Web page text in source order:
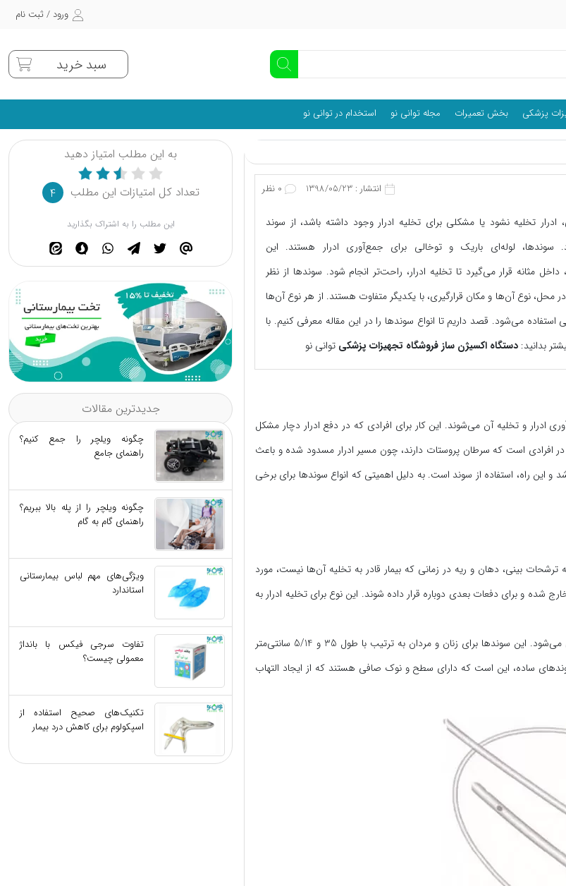
ورود / ثبت نام
سبد خرید
پزشکی بخش تعمیرات مجله توانی نو استخدام در توانی نو
انتشار : 1398/05/23 0 نظر
ادرار تخلیه نشود یا مشکلی برای تخلیه ادرار وجود داشته باشد، از سوند
سوندها، لوله‌ای باریک و توخالی برای جمع‌آوری ادرار هستند. این
داخل مثانه قرار می‌گیرد تا تخلیه ادرار، راحت‌تر انجام شود. سوندها از نظر
محل، نوع آن‌ها و مکان قرارگیری، با یکدیگر متفاوت هستند. از هر نوع آن‌ها
استفاده می‌شود. قصد داریم تا انواع سوندها را در این مقاله معرفی کنیم. با
بدانید:دستگاه اکسیژن ساز فروشگاه تجهیزات پزشکی توانی نو
ادرار و تخلیه آن می‌شوند. این کار برای افرادی که در دفع ادرار دچار مشکل
افرادی است که سرطان پروستات دارند، چون مسیر ادرار مسدود شده و باعث
این راه، استفاده از سوند است. به دلیل اهمیتی که انواع سوندها برای برخی
بینی، دهان و ریه در زمانی که بیمار قادر به تخلیه آن‌ها نیست، مورد
شده و برای دفعات بعدی دوباره قرار داده شوند. این نوع برای تخلیه ادرار به
انتهای سوندهای نلاتون، به صورت مخروطی است و باعث جلوگیری از تروماتیزه شدن مجاری می‌شود. این سوندها برای زنان و مردان به ترتیب با طول 35 و 5/14 سانتی‌متر
ساده، این است که دارای سطح و نوک صافی هستند که از ایجاد التهاب
به این مطلب امتیاز دهید
تعداد کل امتیازات این مطلب 4
این مطلب را به اشتراک بگذارید
جدیدترین مقالات
چگونه ویلچر را جمع کنیم؟
راهنمای جامع
چگونه ویلچر را از پله بالا ببریم؟
راهنمای گام به گام
ویژگی‌های مهم لباس بیمارستانی
استاندارد
تفاوت سرجی‌ فیکس با بانداژ
معمولی چیست؟
تکنیک‌های صحیح استفاده از
اسپکولوم برای کاهش درد بیمار